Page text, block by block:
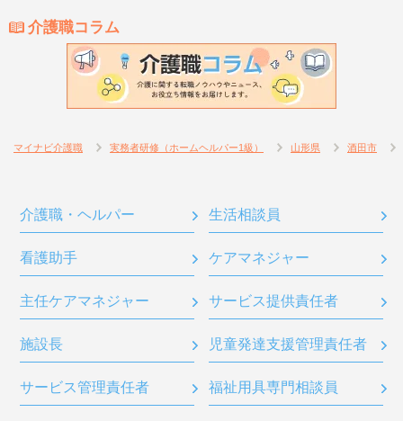
介護職コラム
マイナビ介護職 実務者研修（ホームヘルパー1級） 山形県 酒田市
介護職・ヘルパー 生活相談員
看護助手 ケアマネジャー
主任ケアマネジャー サービス提供責任者
施設長 児童発達支援管理責任者
サービス管理責任者 福祉用具専門相談員